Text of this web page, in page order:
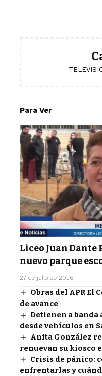
Para Ver
Liceo Juan
nuevo parque
27 de julio de 2026
Obras del APR El
de avance
Detienen a banda
desde vehículos en
Anita González
renuevan su kiosco
Crisis de pánico:
enfrentarlas y